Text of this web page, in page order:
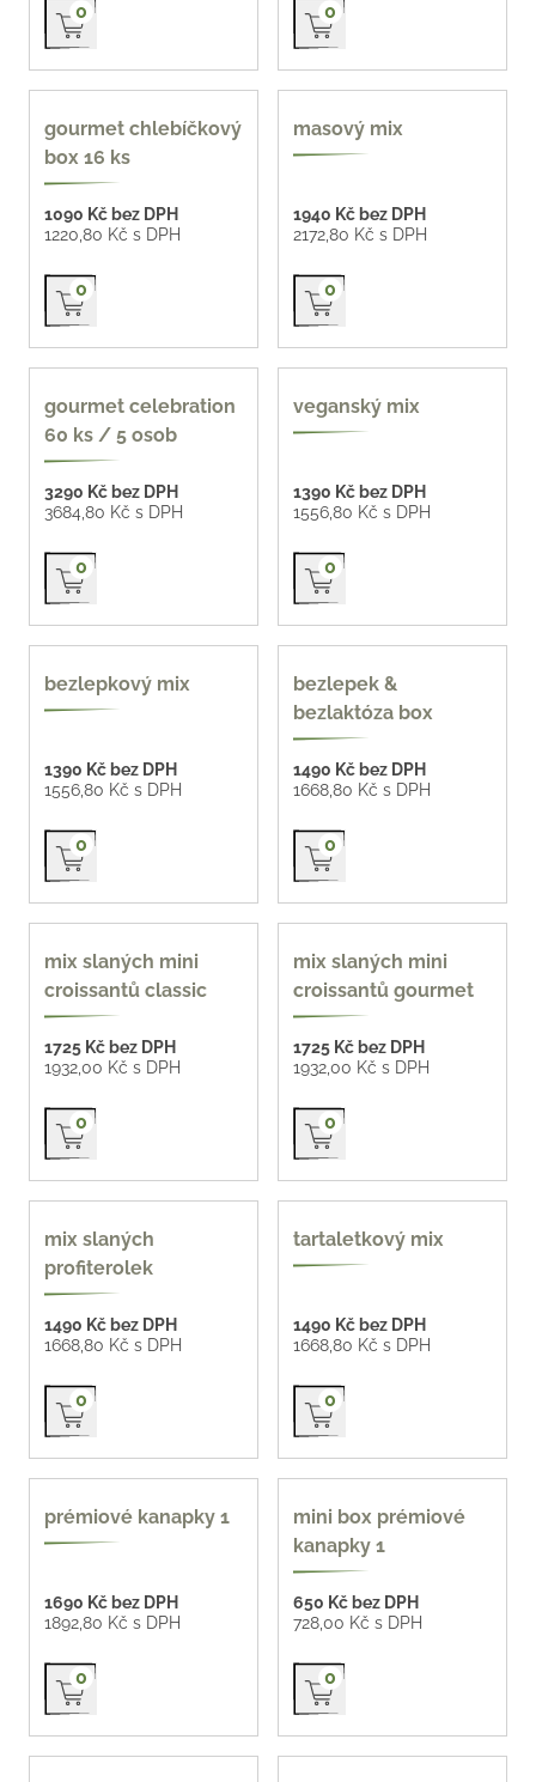
Přidat do košíku
0 Přidat do košíku
0
gourmet chlebíčkový
box 16 ks
1090 Kč bez DPH
1220,80 Kč s DPH
Přidat do košíku
0
oblíbené
masový mix
1940 Kč bez DPH
2172,80 Kč s DPH
Přidat do košíku
0
gourmet celebration
60 ks / 5 osob
3290 Kč bez DPH
3684,80 Kč s DPH
Přidat do košíku
0
veganský mix
1390 Kč bez DPH
1556,80 Kč s DPH
Přidat do košíku
0
bezlepek
bezlepkový mix
1390 Kč bez DPH
1556,80 Kč s DPH
Přidat do košíku
0
bezlepek, bezlaktóza
bezlepek &
bezlaktóza box
1490 Kč bez DPH
1668,80 Kč s DPH
Přidat do košíku
0
z naší pekárny 77 Kč /
mix slaných mini
croissantů classic
1725 Kč bez DPH
1932,00 Kč s DPH
Přidat do košíku
0
z naší pekárny 77 Kč /
mix slaných mini
croissantů gourmet
1725 Kč bez DPH
1932,00 Kč s DPH
Přidat do košíku
0
mix slaných
profiterolek
1490 Kč bez DPH
1668,80 Kč s DPH
Přidat do košíku
0
oblíbené
tartaletkový mix
1490 Kč bez DPH
1668,80 Kč s DPH
Přidat do košíku
0
prémiové kanapky 1
1690 Kč bez DPH
1892,80 Kč s DPH
Přidat do košíku
0
mini box prémiové
kanapky 1
650 Kč bez DPH
728,00 Kč s DPH
Přidat do košíku
0